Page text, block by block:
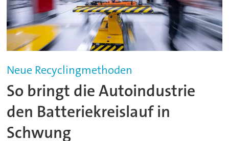
Neue Recyclingmethoden
So bringt die Autoindustrie
den Batteriekreislauf in
Schwung